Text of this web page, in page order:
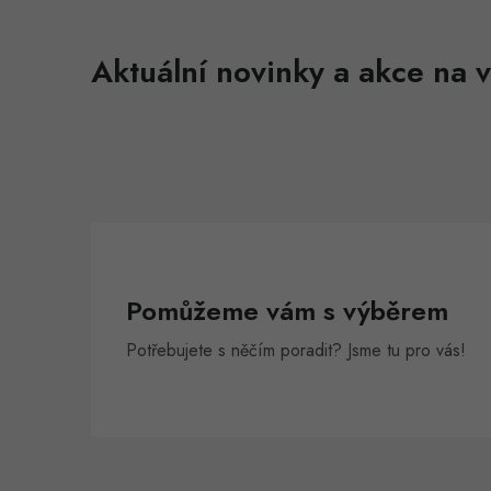
Aktuální novinky a akce na
Pomůžeme vám s výběrem
Potřebujete s něčím poradit? Jsme tu pro vás!